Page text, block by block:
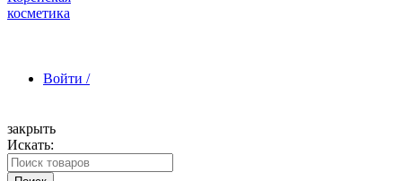
Войти /
Зарегистрироваться
закрыть
Искать: